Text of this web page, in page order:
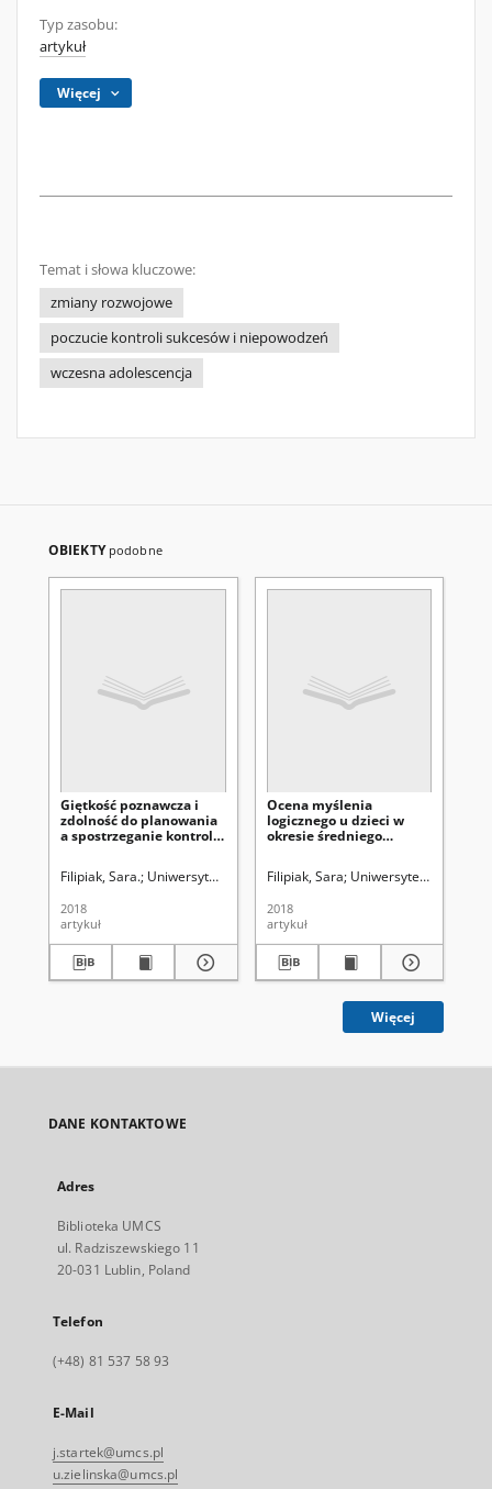
Typ zasobu:
artykuł
Więcej
Temat i słowa kluczowe:
zmiany rozwojowe
poczucie kontroli sukcesów i niepowodzeń
wczesna adolescencja
OBIEKTY podobne
Giętkość poznawcza i
zdolność do planowania
a spostrzeganie kontroli
dzieci przedszkolne
Filipiak, Sara. Uniwersytet Marii Curie-Skłodowskiej (Lublin) ; Kostka-
2018
artykuł
Ocena myślenia
logicznego u dzieci w
okresie średniego
historyjek obrazkowych
Filipiak, Sara Uniwersytet Marii
2018
artykuł
Więcej
DANE KONTAKTOWE
Adres
Biblioteka UMCS
ul. Radziszewskiego 11
20-031 Lublin, Poland
Telefon
(+48) 81 537 58 93
E-Mail
j.startek@umcs.pl
u.zielinska@umcs.pl